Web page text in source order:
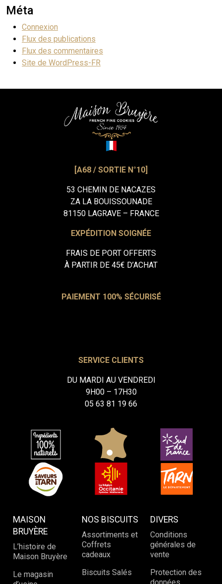
Méta
Connexion
Flux des publications
Flux des commentaires
Site de WordPress-FR
[A68 / SORTIE N°10]
53 CHEMIN DE NACAZES
ZA LA BOUISSOUNADE
81150 LAGRAVE – FRANCE
EXPÉDITION SOIGNÉE
FRAIS DE PORT OFFERTS
À PARTIR DE 45€ D’ACHAT
PAIEMENT 100% SÉCURISÉ
SERVICE CLIENTS
DU MARDI AU VENDREDI
9H00 – 17H30
05 63 81 19 66
MAISON
BRUYÈRE
L’histoire de
Maison Bruyère
Le magasin
NOS BISCUITS
Assortiments et
Coffrets
cadeaux
Biscuits Salés
DIVERS
Conditions
générales de
vente
Protection des
données